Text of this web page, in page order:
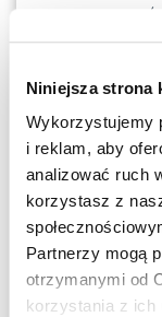
Niniejsza strona
Wykorzystujemy
i reklam, aby
analizować ruch
korzystasz z
Partnerzy mogą
otrzymanymi od
korzystania z ich
umowne
przypadku
TPR.
Wartość
każdym,